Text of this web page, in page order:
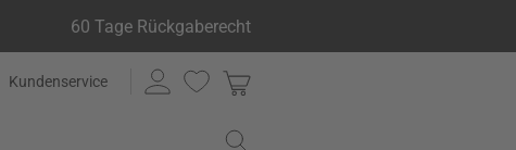
60 Tage Rückgaberecht
Kundenservice